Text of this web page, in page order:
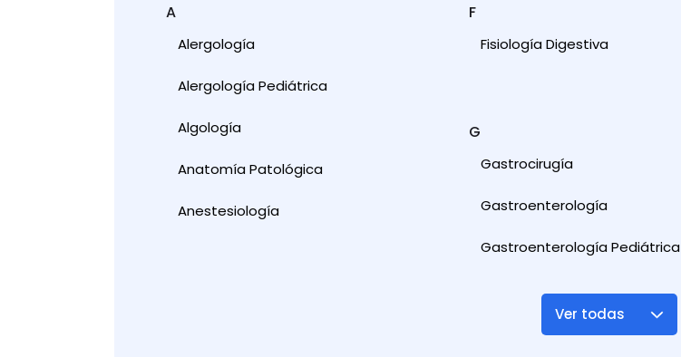
A
Alergología
Alergología Pediátrica
Algología
Anatomía Patológica
Anestesiología
F
Fisiología Digestiva
G
Gastrocirugía
Gastroenterología
Gastroenterología Pediátrica
Ver todas